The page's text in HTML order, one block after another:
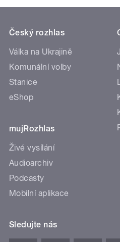
Český rozhlas
Válka na Ukrajině
Komunální volby
Stanice
eShop
mujRozhlas
Živé vysílání
Audioarchiv
Podcasty
Mobilní aplikace
Sledujte nás